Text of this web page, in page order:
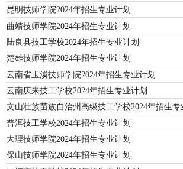
昆明技师学院2024年招生专业计划
曲靖技师学院2024年招生专业计划
陆良县技工学校2024年招生专业计划
楚雄技师学院2024年招生专业计划
云南省玉溪技师学院2024年招生专业计划
云南庆来技工学校2024年招生专业计划
文山壮族苗族自治州高级技工学校2024年招生专
普洱技工学校2024年招生专业计划
大理技师学院2024年招生专业计划
保山技师学院2024年招生专业计划